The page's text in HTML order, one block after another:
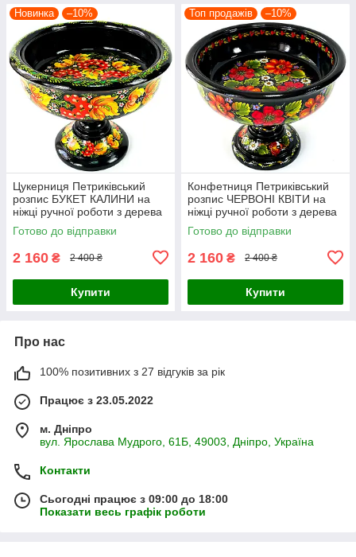
Новинка –10%
Цукерниця Петриківський
розпис БУКЕТ КАЛИНИ на
ніжці ручної роботи з дерева
23 см Український сувенір
Готово до відправки
2 160 ₴ 2 400 ₴
Купити
Топ продажів –10%
Конфетниця Петриківський
розпис ЧЕРВОНІ КВІТИ на
ніжці ручної роботи з дерева
23 см Український сувенір
Готово до відправки
2 160 ₴ 2 400 ₴
Купити
Про нас
100% позитивних з 27 відгуків за рік
Працює з 23.05.2022
м. Дніпро
вул. Ярослава Мудрого, 61Б, 49003, Дніпро, Україна
Контакти
Сьогодні працює з 09:00 до 18:00
Показати весь графік роботи